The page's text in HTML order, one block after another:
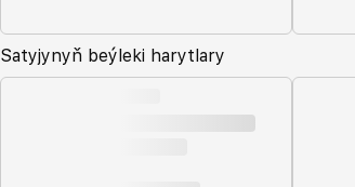
Satyjynyň beýleki harytlary